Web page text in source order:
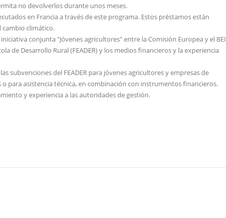
no devolverlos durante unos meses.
en Francia a través de este programa. Estos préstamos están
cambio climático.
conjunta "Jóvenes agricultores" entre la Comisión Europea y el BEI
de Desarrollo Rural (FEADER) y los medios financieros y la experiencia
subvenciones del FEADER para jóvenes agricultores y empresas de
para asistencia técnica, en combinación con instrumentos financieros.
y experiencia a las autoridades de gestión.